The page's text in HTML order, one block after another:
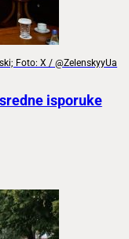
Foto: X / @ZelenskyyUa
isporuke